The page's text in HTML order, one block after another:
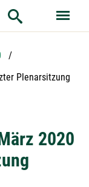
Plenarsitzung
2020